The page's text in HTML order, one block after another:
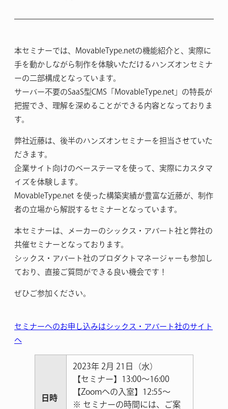
本セミナーでは、MovableType.netの機能紹介と、実際に
手を動かしながら制作を体験いただけるハンズオンセミナ
ーの二部構成となっています。
サーバー不要のSaaS型CMS「MovableType.net」の特長が
把握でき、理解を深めることができる内容となっておりま
す。
弊社近藤は、後半のハンズオンセミナーを担当させていた
だきます。
企業サイト向けのベーステーマを使って、実際にカスタマ
イズを体験します。
MovableType.net を使った構築実績が豊富な近藤が、制作
者の立場から解説するセミナーとなっています。
本セミナーは、メーカーのシックス・アパート社と弊社の
共催セミナーとなっております。
シックス・アパート社のプロダクトマネージャーも参加し
ており、直接ご質問ができる良い機会です！
ぜひご参加ください。
セミナーへのお申し込みはシックス・アパート社のサイト
へ
日時
2023年 2月 21日（水）
【セミナー】13:00～16:00
【Zoomへの入室】12:55〜
※ セミナーの時間には、ご案